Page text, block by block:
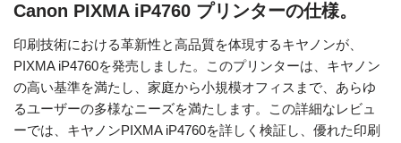
Canon PIXMA iP4760 プリンターの仕様。
印刷技術における革新性と高品質を体現するキヤノンが、
PIXMA iP4760を発売しました。このプリンターは、キヤノン
の高い基準を満たし、家庭から小規模オフィスまで、あらゆ
るユーザーの多様なニーズを満たします。この詳細なレビュ
ーでは、キヤノンPIXMA iP4760を詳しく検証し、優れた印刷